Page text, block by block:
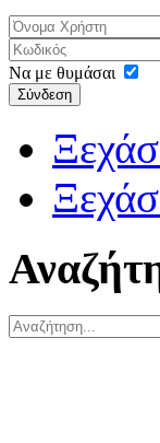
Να με θυμάσαι
Σύνδεση